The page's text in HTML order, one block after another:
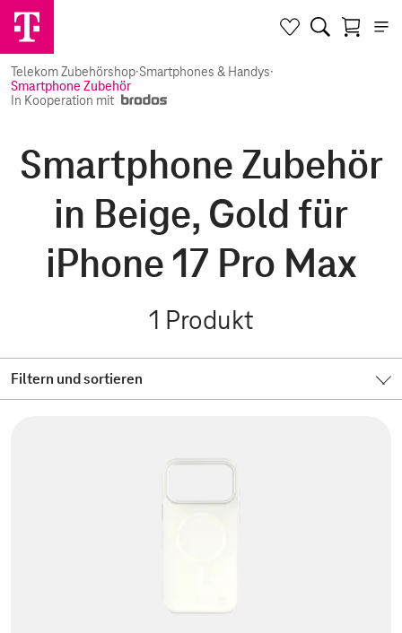
Telekom Zubehörshop·Smartphones & Handys·
Smartphone Zubehör
In Kooperation mit
Smartphone Zubehör
in Beige, Gold für
iPhone 17 Pro Max
1 Produkt
Filtern und sortieren